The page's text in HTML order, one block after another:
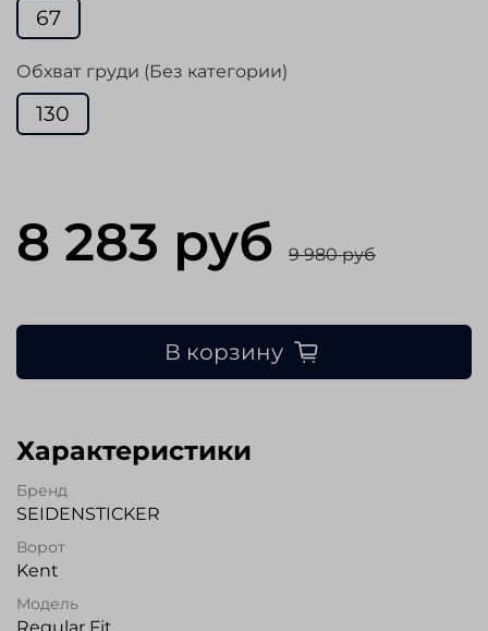
67
Обхват груди (Без категории)
130
8 283 руб 9 980 руб
В корзину
Характеристики
Бренд
SEIDENSTICKER
Ворот
Kent
Модель